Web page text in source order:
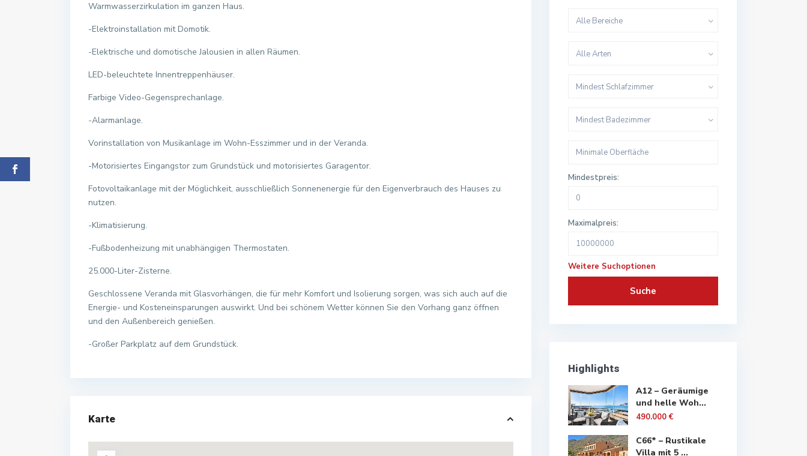
Warmwasserzirkulation im ganzen Haus.
-Elektroinstallation mit Domotik.
-Elektrische und domotische Jalousien in allen Räumen.
LED-beleuchtete Innentreppenhäuser.
Farbige Video-Gegensprechanlage.
-Alarmanlage.
Vorinstallation von Musikanlage im Wohn-Esszimmer und in der Veranda.
-Motorisiertes Eingangstor zum Grundstück und motorisiertes Garagentor.
Fotovoltaikanlage mit der Möglichkeit, ausschließlich Sonnenenergie für den Eigenverbrauch des Hauses zu
nutzen.
-Klimatisierung.
-Fußbodenheizung mit unabhängigen Thermostaten.
25.000-Liter-Zisterne.
Geschlossene Veranda mit Glasvorhängen, die für mehr Komfort und Isolierung sorgen, was sich auch auf die
Energie- und Kosteneinsparungen auswirkt. Und bei schönem Wetter können Sie den Vorhang ganz öffnen
und den Außenbereich genießen.
-Großer Parkplatz auf dem Grundstück.
Karte
Alle Bereiche
Alle Arten
Mindest Schlafzimmer
Mindest Badezimmer
Mindestpreis:
Maximalpreis:
Weitere Suchoptionen
Suche
Highlights
A12 – Geräumige
und helle Woh...
490.000 €
C66* – Rustikale
Villa mit 5 ...